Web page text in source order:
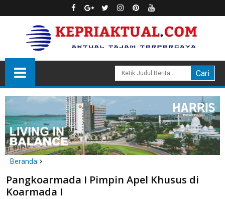
Beranda
natuna
Pangkoarmada I Pimpin Apel Khusus di Koarmada I
Pangkoarmada I Pimpin Apel Khusus di
Koarmada I